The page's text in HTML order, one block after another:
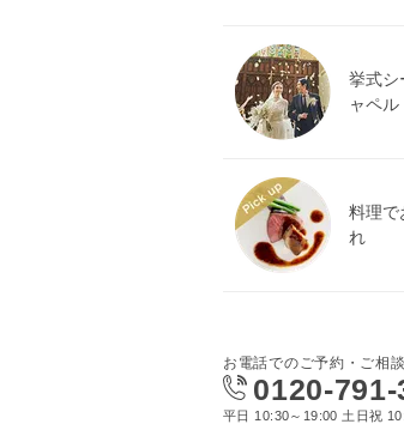
挙式シ
ャペル
料理で
れ
お電話でのご予約・ご相談
0120-791-
平日 10:30～19:00 土日祝